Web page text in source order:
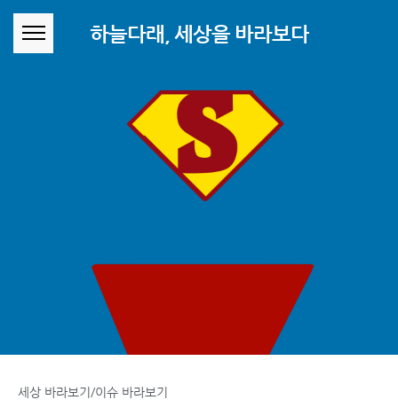
하늘다래, 세상을 바라보다
세상 바라보기/이슈 바라보기